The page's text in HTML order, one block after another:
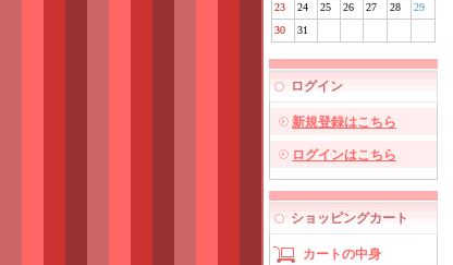
23
24 25 26 27 28
29
30
31
ログイン
新規登録はこちら
ログインはこちら
ショッピングカート
カートの中身